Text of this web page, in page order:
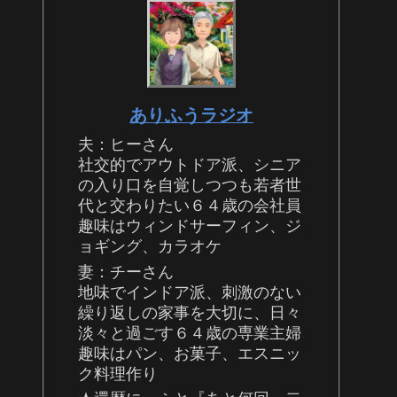
ありふうラジオ
夫：ヒーさん
社交的でアウトドア派、シニア
の入り口を自覚しつつも若者世
代と交わりたい６４歳の会社員
趣味はウィンドサーフィン、ジ
ョギング、カラオケ
妻：チーさん
地味でインドア派、刺激のない
繰り返しの家事を大切に、日々
淡々と過ごす６４歳の専業主婦
趣味はパン、お菓子、エスニッ
ク料理作り